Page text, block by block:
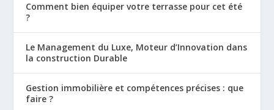
Comment bien équiper votre terrasse pour cet été
?
Le Management du Luxe, Moteur d’Innovation dans
la construction Durable
Gestion immobilière et compétences précises : que
faire ?